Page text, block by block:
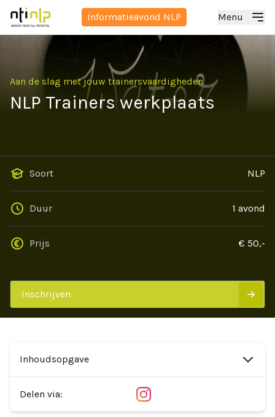
Informatieavond NLP Menu
Aan de slag met jouw trainersvaardigheden
NLP Trainers werkplaats
Soort NLP
Duur 1 avond
Prijs € 50,-
Inschrijven
Inhoudsopgave
Delen via: LinkedInInstagram